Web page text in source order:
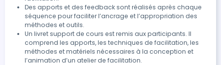
Des apports et des feedback sont réalisés après chaque
séquence pour faciliter l’ancrage et l’appropriation des
méthodes et outils.
Un livret support de cours est remis aux participants. Il
comprend les apports, les techniques de facilitation, les
méthodes et matériels nécessaires à la conception et
l’animation d’un atelier de facilitation.